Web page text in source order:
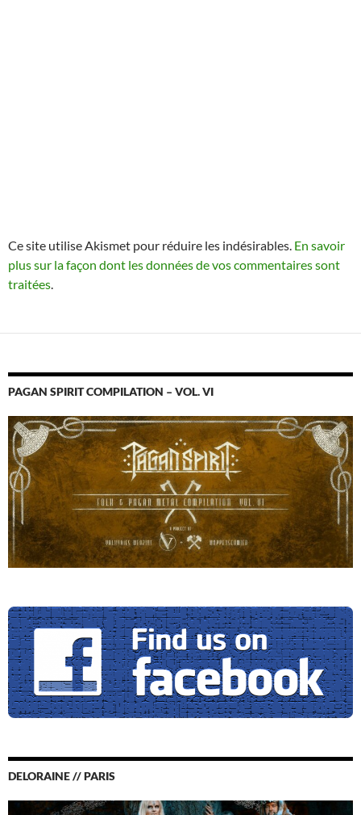
Ce site utilise Akismet pour réduire les indésirables. En savoir
plus sur la façon dont les données de vos commentaires sont
traitées.
PAGAN SPIRIT COMPILATION – VOL. VI
DELORAINE // PARIS